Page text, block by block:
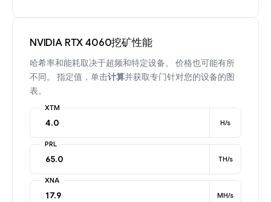
NVIDIA RTX 4060挖矿性能
哈希率和能耗取决于超频和特定设备。 价格也可能有所
不同。 指定值，单击计算并获取专门针对您的设备的图
表。
XTM
H/s
PRL
TH/s
XNA
MH/s